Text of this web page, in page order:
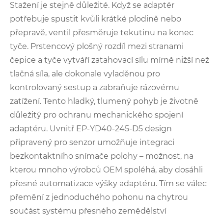
Stažení je stejně důležité. Když se adaptér
potřebuje spustit kvůli krátké plodině nebo
přepravě, ventil přesměruje tekutinu na konec
tyče. Prstencový plošný rozdíl mezi stranami
čepice a tyče vytváří zatahovací sílu mírně nižší než
tlačná síla, ale dokonale vyladěnou pro
kontrolovaný sestup a zabraňuje rázovému
zatížení. Tento hladký, tlumený pohyb je životně
důležitý pro ochranu mechanického spojení
adaptéru. Uvnitř EP-YD40-245-D5 design
připravený pro senzor umožňuje integraci
bezkontaktního snímače polohy – možnost, na
kterou mnoho výrobců OEM spoléhá, ​​aby dosáhli
přesné automatizace výšky adaptéru. Tím se válec
přemění z jednoduchého pohonu na chytrou
součást systému přesného zemědělství